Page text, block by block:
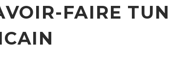
FAIRE